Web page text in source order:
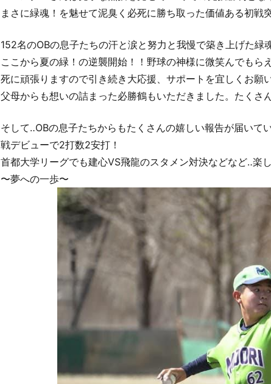
まさに緑魂！を魅せて泥臭く必死に勝ち取った価値ある初戦
152名のOBの息子たちの汗と涙と努力と我慢で築き上げた緑
ここから夏の緑！の逆襲開始！！野球の神様に微笑んでも
死に頑張りますので引き続き大応援、サポートを宜しくお願い
父母からも想いの詰まった必勝鶴もいただきました。たくさ
そして‥OBの息子たちからもたくさんの嬉しい報告が届い
戦デビューで2打数2安打！
首都大学リーグでも建心VS飛龍のスタメン対決などなど‥楽
〜夢への一歩〜